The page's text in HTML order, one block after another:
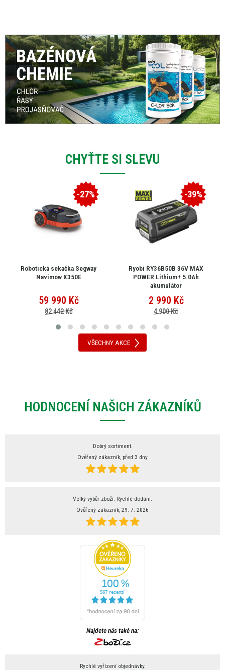
CHYŤTE SI SLEVU
-27%
Robotická sekačka Segway
Navimow X350E
59 990 Kč
82 442 Kč
-39%
Ryobi RY36B50B 36V MAX
POWER Lithium+ 5.0Ah
akumulátor
2 990 Kč
4 900 Kč
VŠECHNY AKCE
HODNOCENÍ NAŠICH ZÁKAZNÍKŮ
Dobrý sortiment.
Ověřený zákazník, před 3 dny
Velký výběr zboží. Rychlé dodání.
Ověřený zákazník, 29. 7. 2026
Najdete nás také na:
Rychlé vyřízení objednávky.